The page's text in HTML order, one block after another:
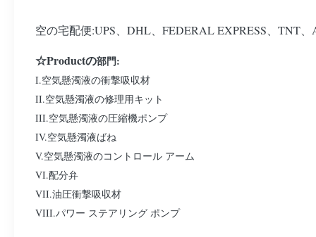
空の宅配便:UPS、DHL、FEDERAL EXPRESS、TNT、
☆Productの部門:
I.空気懸濁液の衝撃吸収材
II.空気懸濁液の修理用キット
III.空気懸濁液の圧縮機ポンプ
IV.空気懸濁液ばね
V.空気懸濁液のコントロール アーム
VI.配分弁
VII.油圧衝撃吸収材
VIII.パワー ステアリング ポンプ